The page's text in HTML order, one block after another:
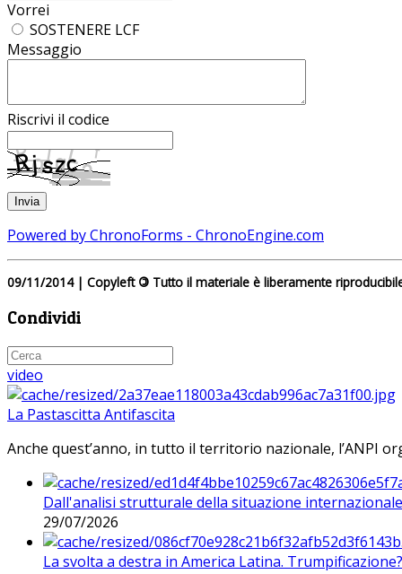
Vorrei
SOSTENERE LCF
Messaggio
Riscrivi il codice
Powered by ChronoForms - ChronoEngine.com
09/11/2014 | Copyleft © Tutto il materiale è liberamente
Condividi
video
La Pastascitta Antifascita
Anche quest’anno, in tutto il territorio nazionale, l’ANPI
Dall'analisi strutturale della situazione
29/07/2026
La svolta a destra in America Latina. Trumpificazione?